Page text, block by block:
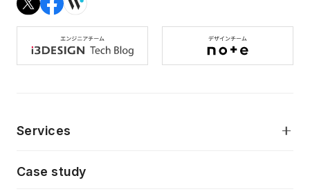
Services
Case study